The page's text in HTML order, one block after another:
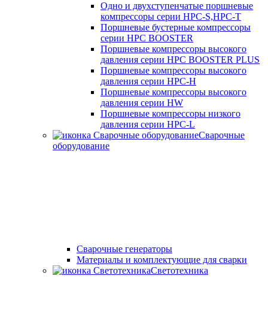
Одно и двухступенчатые поршневые
компрессоры серии HPC-S,HPC-T
Поршневые бустерные компрессоры
серии HPC BOOSTER
Поршневые компрессоры высокого
давления серии HPC BOOSTER PLUS
Поршневые компрессоры высокого
давления серии HPC-H
Поршневые компрессоры высокого
давления серии HW
Поршневые компрессоры низкого
давления серии HPC-L
Сварочные
оборудование
Cварочные генераторы
Материалы и комплектующие для сварки
Светотехника